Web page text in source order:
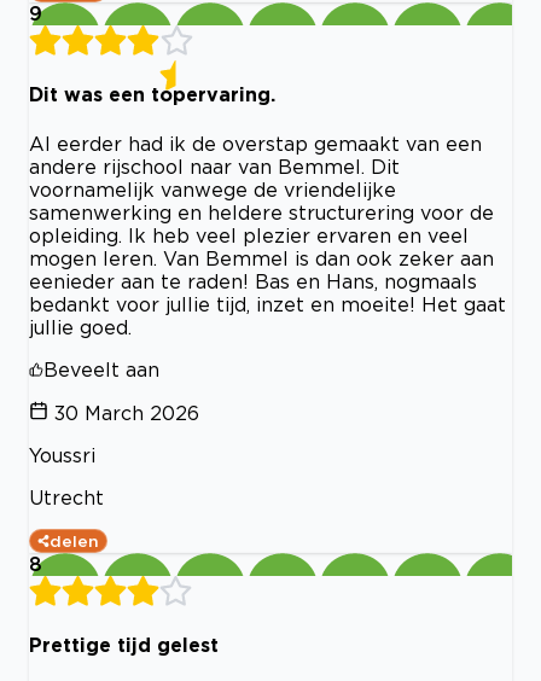
9
Dit was een topervaring.
Al eerder had ik de overstap gemaakt van een
andere rijschool naar van Bemmel. Dit
voornamelijk vanwege de vriendelijke
samenwerking en heldere structurering voor de
opleiding. Ik heb veel plezier ervaren en veel
mogen leren. Van Bemmel is dan ook zeker aan
eenieder aan te raden! Bas en Hans, nogmaals
bedankt voor jullie tijd, inzet en moeite! Het gaat
jullie goed.
Beveelt aan
30 March 2026
Youssri
Utrecht
delen
8
Prettige tijd gelest